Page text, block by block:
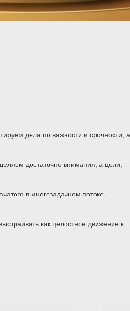
дела по важности и срочности, а
достаточно внимания, а цели,
в многозадачном потоке, —
как целостное движение к